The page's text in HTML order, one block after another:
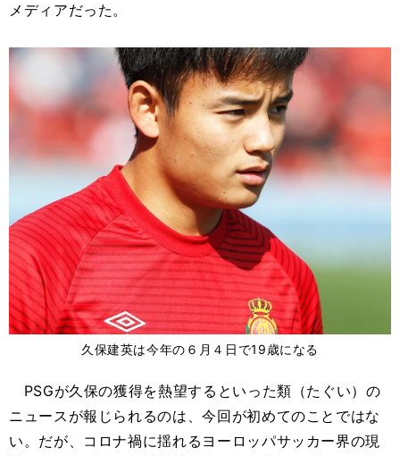
メディアだった。
久保建英は今年の６月４日で19歳になる
PSGが久保の獲得を熱望するといった類（たぐい）の
ニュースが報じられるのは、今回が初めてのことではな
い。だが、コロナ禍に揺れるヨーロッパサッカー界の現